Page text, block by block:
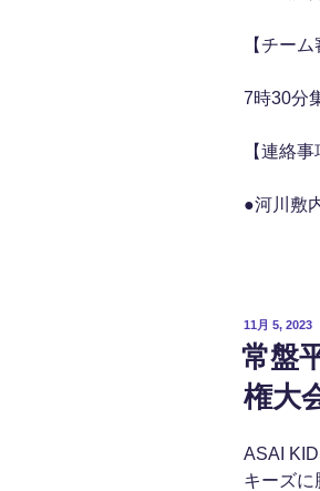
【チーム
7時30分
【連絡事
●河川敷
投
稿
日:
11月 5, 2023
常盤
権大
ASAI
キーズに